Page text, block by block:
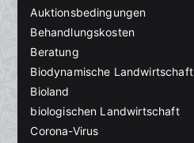
Auktionsbedingungen
Behandlungskosten
Beratung
Biodynamische Landwirtschaft
Bioland
biologischen Landwirtschaft
Corona-Virus